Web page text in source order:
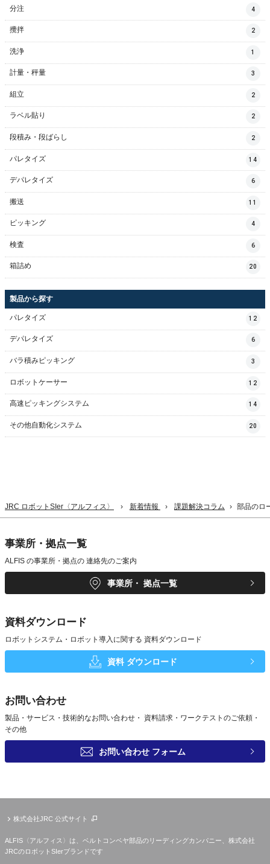
分注 4
攪拌 2
洗浄 1
計量・秤量 3
組立 2
ラベル貼り 2
段積み・段ばらし 2
パレタイズ 14
デパレタイズ 6
搬送 11
ピッキング 4
検査 6
箱詰め 20
製品から探す
パレタイズ 12
デパレタイズ 6
バラ積みピッキング 3
ロボットケーサー 12
高速ピッキングシステム 14
その他自動化システム 20
JRC ロボットSIer〈アルフィス〉 新着情報 課題解決コラム 部品のロ
事業所・拠点一覧
ALFIS の事業所・拠点の 連絡先のご案内
事業所・ 拠点一覧
資料ダウンロード
ロボットシステム・ロボット導入に関する 資料ダウンロード
資料 ダウンロード
お問い合わせ
製品・サービス・技術的なお問い合わせ・
資料請求・ワークテストのご依頼・
その他
お問い合わせ フォーム
株式会社JRC 公式サイト
ALFIS〈アルフィス〉は、ベルトコンベヤ部品のリーディングカンパニー、株式会社
JRCのロボットSIerブランドです